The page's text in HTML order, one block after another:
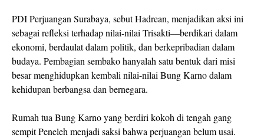
PDI Perjuangan Surabaya, sebut Hadrean, menjadikan aksi ini
sebagai refleksi terhadap nilai-nilai Trisakti—berdikari dalam
ekonomi, berdaulat dalam politik, dan berkepribadian dalam
budaya. Pembagian sembako hanyalah satu bentuk dari misi
besar menghidupkan kembali nilai-nilai Bung Karno dalam
kehidupan berbangsa dan bernegara.
Rumah tua Bung Karno yang berdiri kokoh di tengah gang
sempit Peneleh menjadi saksi bahwa perjuangan belum usai.